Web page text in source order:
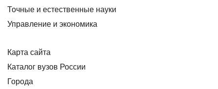
Точные и естественные науки
Управление и экономика
Карта сайта
Каталог вузов России
Города